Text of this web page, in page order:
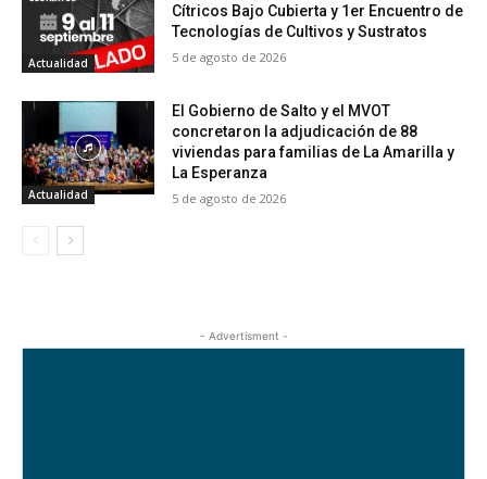
Actualidad
Cítricos Bajo Cubierta y 1er Encuentro de
Tecnologías de Cultivos y Sustratos
5 de agosto de 2026
Actualidad
El Gobierno de Salto y el MVOT
concretaron la adjudicación de 88
viviendas para familias de La Amarilla y
La Esperanza
5 de agosto de 2026
- Advertisment -